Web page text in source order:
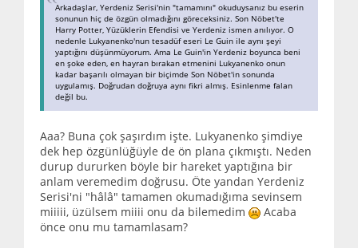
Arkadaşlar, Yerdeniz Serisi'nin "tamamını" okuduysanız bu eserin
sonunun hiç de özgün olmadığını göreceksiniz. Son Nöbet'te
Harry Potter, Yüzüklerin Efendisi ve Yerdeniz ismen anılıyor. O
nedenle Lukyanenko'nun tesadüf eseri Le Guin ile aynı şeyi
yaptığını düşünmüyorum. Ama Le Guin'in Yerdeniz boyunca beni
en şoke eden, en hayran bırakan etmenini Lukyanenko onun
kadar başarılı olmayan bir biçimde Son Nöbet'in sonunda
uygulamış. Doğrudan doğruya aynı fikri almış. Esinlenme falan
değil bu.
Aaa? Buna çok şaşırdım işte. Lukyanenko şimdiye
dek hep özgünlüğüyle de ön plana çıkmıştı. Neden
durup dururken böyle bir hareket yaptığına bir
anlam veremedim doğrusu. Öte yandan Yerdeniz
Serisi'ni "hâlâ" tamamen okumadığıma sevinsem
miiiii, üzülsem miiii onu da bilemedim
Acaba
önce onu mu tamamlasam?